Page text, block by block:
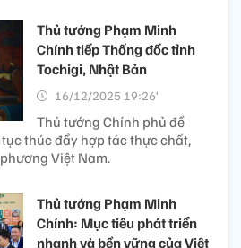
Thủ tướng Phạm Minh
Chính tiếp Thống đốc tỉnh
Tochigi, Nhật Bản
16/12/2025 19:26’
Thủ tướng Chính phủ đề
thúc đẩy hợp tác thực chất,
Việt Nam.
Thủ tướng Phạm Minh
Chính: Mục tiêu phát triển
nhanh và bền vững của Việt